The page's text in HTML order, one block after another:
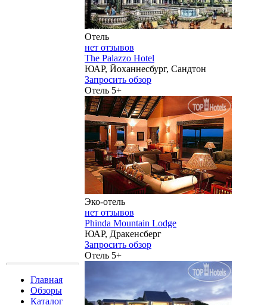
Главная
Обзоры
Каталог
Отель
нет отзывов
The Palazzo Hotel
ЮАР, Йоханнесбург, Сандтон
Запросить обзор
Отель 5+
Эко-отель
нет отзывов
Phinda Mountain Lodge
ЮАР, Дракенсберг
Запросить обзор
Отель 5+